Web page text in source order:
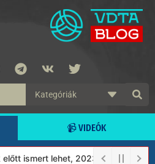
📹 VIDEÓK
ismert lehet, 2023-tól a Védett